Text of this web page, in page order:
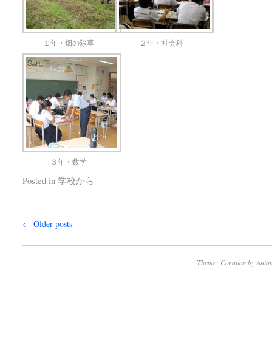
１年・畑の除草 ２年・社会科
３年・数学
Posted in 学校から
← Older posts
Theme: Coraline by